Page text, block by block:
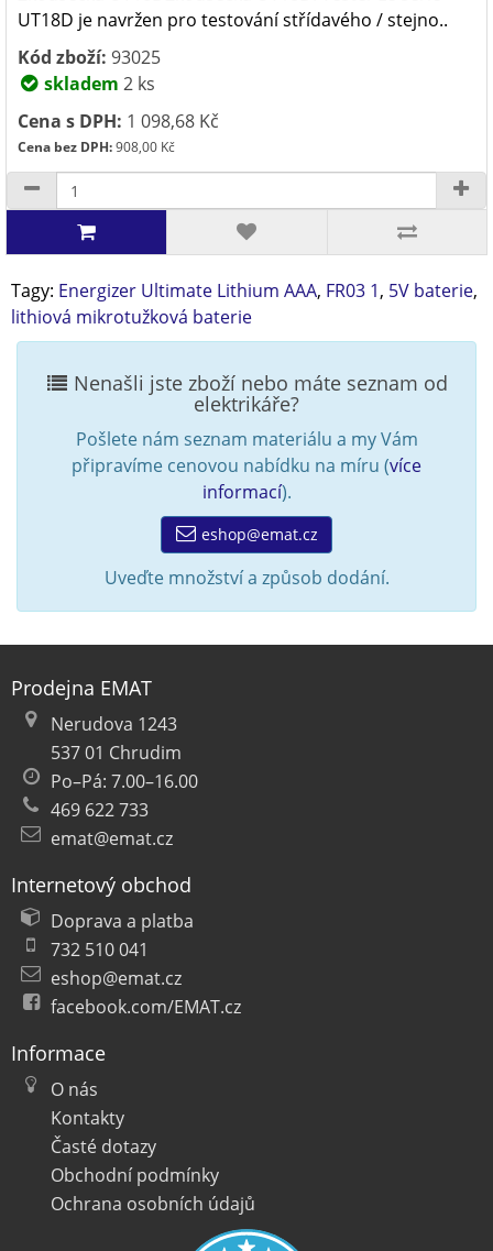
UT18D je navržen pro testování střídavého / stejno..
Kód zboží: 93025
skladem 2 ks
Cena s DPH: 1 098,68 Kč
Cena bez DPH:908,00 Kč
Tagy: Energizer Ultimate Lithium AAA, FR03 1, 5V baterie,
lithiová mikrotužková baterie
Nenašli jste zboží nebo máte seznam od
elektrikáře?
Pošlete nám seznam materiálu a my Vám
připravíme cenovou nabídku na míru (více
informací).
eshop@emat.cz
Uveďte množství a způsob dodání.
Prodejna EMAT
Nerudova 1243
537 01 Chrudim
Po–Pá: 7.00–16.00
469 622 733
emat@emat.cz
Internetový obchod
Doprava a platba
732 510 041
eshop@emat.cz
facebook.com/EMAT.cz
Informace
O nás
Kontakty
Časté dotazy
Obchodní podmínky
Ochrana osobních údajů